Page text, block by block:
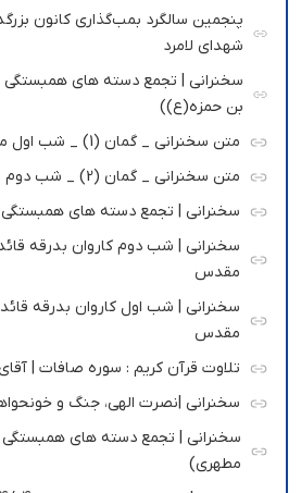
پنجمین سالگرد بمب‌گذاری کانون
شهدای لامرد
سخنرانی | تجمع دسته های
بن حمزه(ع))
متن سخنرانی _ گمان (1) _ شب اول محرم 1405
متن سخنرانی _ گمان (2) _ شب دوم محرم 1405
سخنرانی | تجمع دسته های
سخنرانی | شب دوم کاروان بدرقه
مقدس
سخنرانی | شب اول کاروان بدرقه
مقدس
تلاوت قرآن کریم : سوره صافات |
سخنرانی |نصرت الهی، جنگ و
سخنرانی | تجمع دسته های
مطهری)